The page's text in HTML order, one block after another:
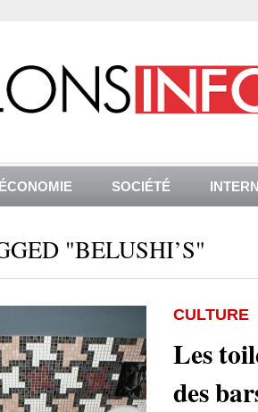
ÉCONOMIE SOCIÉTÉ
"BELUSHI’S"
CULTURE
Les
des